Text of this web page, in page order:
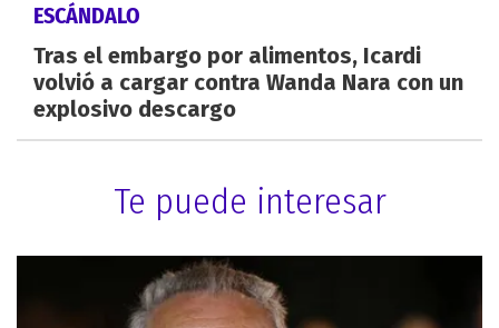
ESCÁNDALO
Tras el embargo por alimentos, Icardi
volvió a cargar contra Wanda Nara con un
explosivo descargo
Te puede interesar